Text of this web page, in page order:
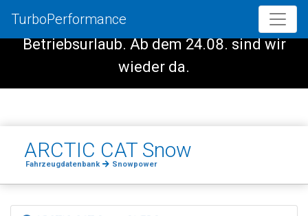
Vom 08.08. - 23.08. haben wir
Betriebsurlaub. Ab dem 24.08. sind wir
wieder da.
TurboPerformance
ARCTIC CAT Snow
Fahrzeugdatenbank Snowpower